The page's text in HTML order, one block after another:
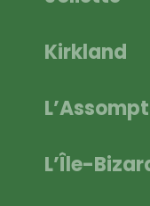
Kirkland
L’Île-